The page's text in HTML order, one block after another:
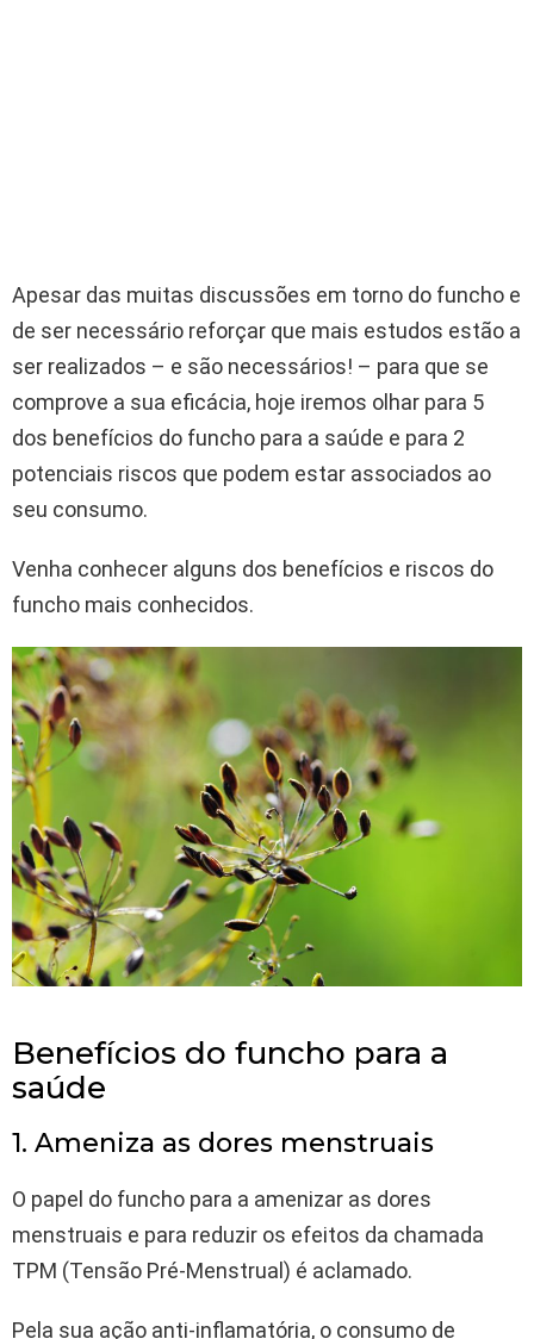
Apesar das muitas discussões em torno do funcho e
de ser necessário reforçar que mais estudos estão a
ser realizados – e são necessários! – para que se
comprove a sua eficácia, hoje iremos olhar para 5
dos benefícios do funcho para a saúde e para 2
potenciais riscos que podem estar associados ao
seu consumo.
Venha conhecer alguns dos benefícios e riscos do
funcho mais conhecidos.
Benefícios do funcho para a
saúde
1. Ameniza as dores menstruais
O papel do funcho para a amenizar as dores
menstruais e para reduzir os efeitos da chamada
TPM (Tensão Pré-Menstrual) é aclamado.
Pela sua ação anti-inflamatória, o consumo de